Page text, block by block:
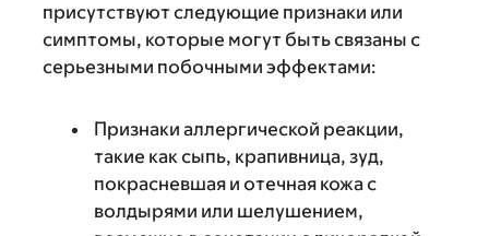
присутствуют следующие признаки или
симптомы, которые могут быть связаны с
серьезными побочными эффектами:
Признаки аллергической реакции,
такие как сыпь, крапивница, зуд,
покрасневшая и отечная кожа с
волдырями или шелушением,